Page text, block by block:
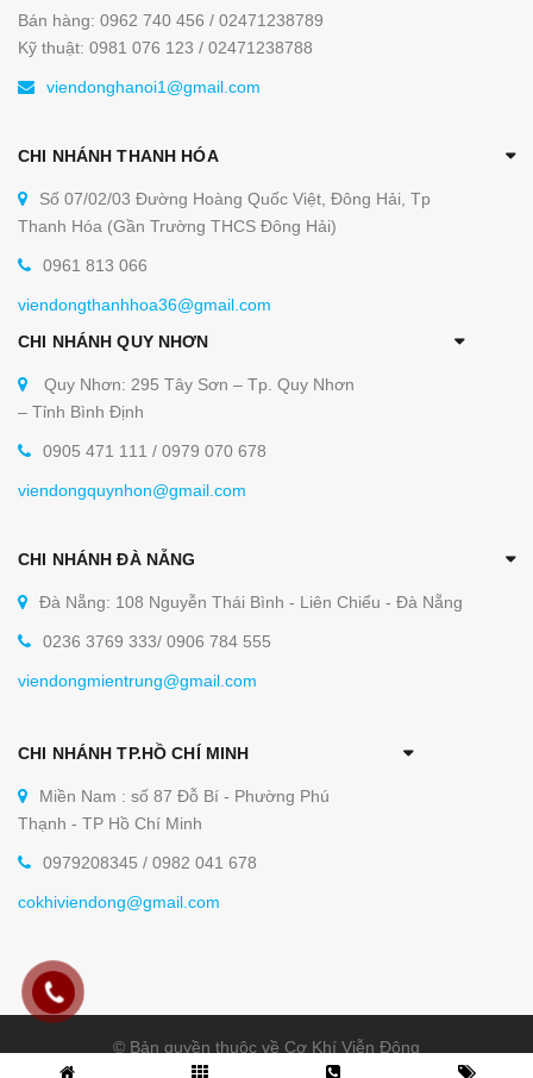
Bán hàng: 0962 740 456 / 02471238789
Kỹ thuật: 0981 076 123 / 02471238788
viendonghanoi1@gmail.com
CHI NHÁNH THANH HÓA
Số 07/02/03 Đường Hoàng Quốc Việt, Đông Hải, Tp
Thanh Hóa (Gần Trường THCS Đông Hải)
0961 813 066
viendongthanhhoa36@gmail.com
CHI NHÁNH QUY NHƠN
Quy Nhơn: 295 Tây Sơn – Tp. Quy Nhơn
– Tỉnh Bình Định
0905 471 111 / 0979 070 678
viendongquynhon@gmail.com
CHI NHÁNH ĐÀ NẴNG
Đà Nẵng: 108 Nguyễn Thái Bình - Liên Chiểu - Đà Nẵng
0236 3769 333/ 0906 784 555
viendongmientrung@gmail.com
CHI NHÁNH TP.HỒ CHÍ MINH
Miền Nam : số 87 Đỗ Bí - Phường Phú
Thạnh - TP Hồ Chí Minh
0979208345 / 0982 041 678
cokhiviendong@gmail.com
© Bản quyền thuộc về Cơ Khí Viễn Đông